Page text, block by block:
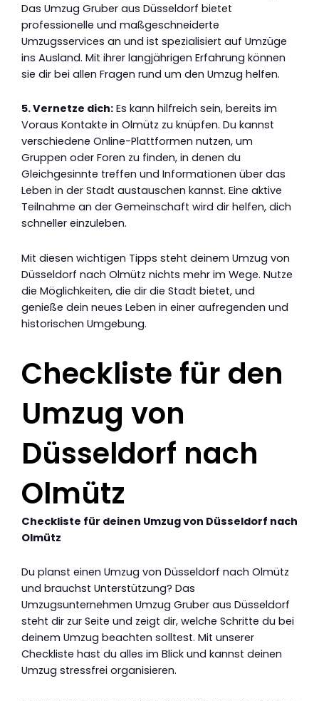
Das Umzug Gruber aus Düsseldorf bietet
professionelle und maßgeschneiderte
Umzugsservices an und ist spezialisiert auf Umzüge
ins Ausland. Mit ihrer langjährigen Erfahrung können
sie dir bei allen Fragen rund um den Umzug helfen.
5. Vernetze dich: Es kann hilfreich sein, bereits im
Voraus Kontakte in Olmütz zu knüpfen. Du kannst
verschiedene Online-Plattformen nutzen, um
Gruppen oder Foren zu finden, in denen du
Gleichgesinnte treffen und Informationen über das
Leben in der Stadt austauschen kannst. Eine aktive
Teilnahme an der Gemeinschaft wird dir helfen, dich
schneller einzuleben.
Mit diesen wichtigen Tipps steht deinem Umzug von
Düsseldorf nach Olmütz nichts mehr im Wege. Nutze
die Möglichkeiten, die dir die Stadt bietet, und
genieße dein neues Leben in einer aufregenden und
historischen Umgebung.
Checkliste für den
Umzug von
Düsseldorf nach
Olmütz
Checkliste für deinen Umzug von Düsseldorf nach
Olmütz
Du planst einen Umzug von Düsseldorf nach Olmütz
und brauchst Unterstützung? Das
Umzugsunternehmen Umzug Gruber aus Düsseldorf
steht dir zur Seite und zeigt dir, welche Schritte du bei
deinem Umzug beachten solltest. Mit unserer
Checkliste hast du alles im Blick und kannst deinen
Umzug stressfrei organisieren.